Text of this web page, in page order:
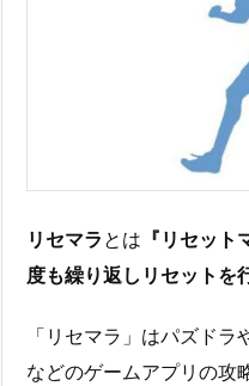
リセマラ とは 『リセッ
度も繰り返しリセットを
「リセマラ」はパズド
などのゲームアプリの攻